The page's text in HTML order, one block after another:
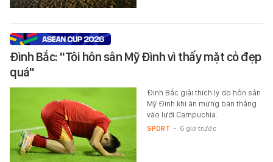
Đình Bắc: "Tôi hôn sân Mỹ Đình vì thấy mặt cỏ đẹp
quá"
Đình Bắc giải thích lý do hôn sân
Mỹ Đình khi ăn mừng bàn thắng
vào lưới Campuchia.
SPORT - 6 giờ trước